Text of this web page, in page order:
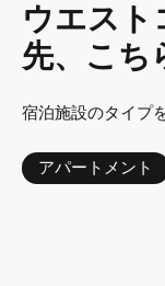
ウエスト
先、こち
宿泊施設のタイプ
アパートメント